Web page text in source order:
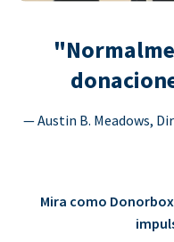
— Austin B. Meadows,
Mira como